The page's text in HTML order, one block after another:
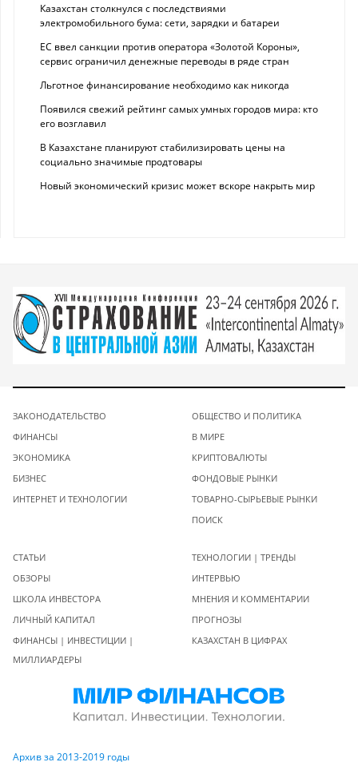
Казахстан столкнулся с последствиями
электромобильного бума: сети, зарядки и батареи
ЕС ввел санкции против оператора «Золотой Короны»,
сервис ограничил денежные переводы в ряде стран
Льготное финансирование необходимо как никогда
Появился свежий рейтинг самых умных городов мира: кто
его возглавил
В Казахстане планируют стабилизировать цены на
социально значимые продтовары
Новый экономический кризис может вскоре накрыть мир
ЗАКОНОДАТЕЛЬСТВО
ФИНАНСЫ
ЭКОНОМИКА
БИЗНЕС
ИНТЕРНЕТ И ТЕХНОЛОГИИ
ОБЩЕСТВО И ПОЛИТИКА
В МИРЕ
КРИПТОВАЛЮТЫ
ФОНДОВЫЕ РЫНКИ
ТОВАРНО-СЫРЬЕВЫЕ РЫНКИ
ПОИСК
СТАТЬИ
ОБЗОРЫ
ШКОЛА ИНВЕСТОРА
ЛИЧНЫЙ КАПИТАЛ
ФИНАНСЫ | ИНВЕСТИЦИИ |
МИЛЛИАРДЕРЫ
ТЕХНОЛОГИИ | ТРЕНДЫ
ИНТЕРВЬЮ
МНЕНИЯ И КОММЕНТАРИИ
ПРОГНОЗЫ
КАЗАХСТАН В ЦИФРАХ
Архив за 2013-2019 годы